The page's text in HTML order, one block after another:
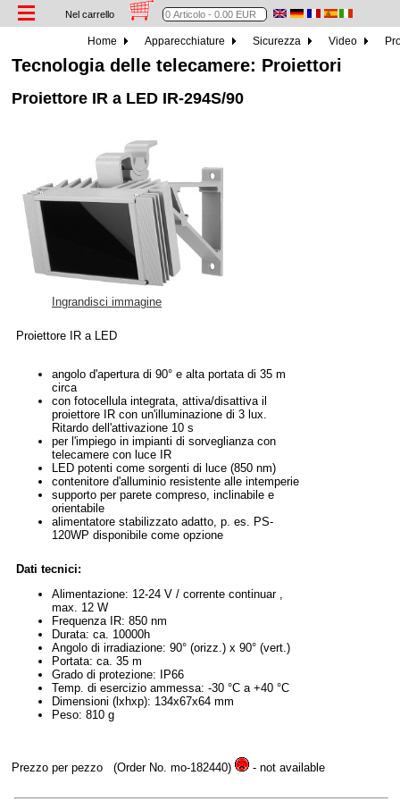
Nel carrello
Home Apparecchiature Sicurezza Video
Tecnologia delle telecamere: Proiettori
Proiettore IR a LED IR-294S/90
Ingrandisci immagine
Proiettore IR a LED
angolo d'apertura di 90° e alta portata di 35 m
circa
con fotocellula integrata, attiva/disattiva il
proiettore IR con un'illuminazione di 3 lux.
Ritardo dell'attivazione 10 s
per l'impiego in impianti di sorveglianza con
telecamere con luce IR
LED potenti come sorgenti di luce (850 nm)
contenitore d'alluminio resistente alle intemperie
supporto per parete compreso, inclinabile e
orientabile
alimentatore stabilizzato adatto, p. es. PS-
120WP disponibile come opzione
Dati tecnici:
Alimentazione: 12-24 V / corrente continuar ,
max. 12 W
Frequenza IR: 850 nm
Durata: ca. 10000h
Angolo di irradiazione: 90° (orizz.) x 90° (vert.)
Portata: ca. 35 m
Grado di protezione: IP66
Temp. di esercizio ammessa: -30 °C a +40 °C
Dimensioni (lxhxp): 134x67x64 mm
Peso: 810 g
Prezzo per pezzo (Order No. mo-182440) - not available